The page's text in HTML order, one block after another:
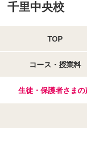
千里中央校
TOP
コース・授業料
生徒・保護者さまの